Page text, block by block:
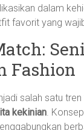
dalam
favorit yang
Seni
Fashion
salah satu
kekinian.